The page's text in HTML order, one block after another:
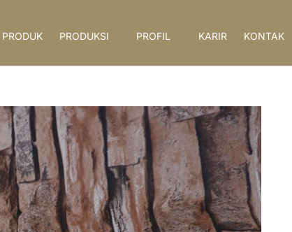
PRODUK PRODUKSI PROFIL KARIR KONTAK